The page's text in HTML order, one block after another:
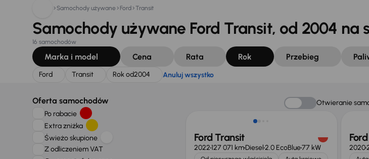
Samochody używane Ford Transit
Samochody używane Ford Transit, od 2004 na
16 samochodów
Marka i model Cena Rata Rok Przebieg
Ford Transit Rok od2004 Anuluj wszystko
Oferta samochodów
Po rabacie
Extra zniżka
Świeżo skupione
Z odliczeniem VAT
Otwieranie
Ford Transit
2022127 071 kmDiesel2.0 EcoBlue77 kW 2020